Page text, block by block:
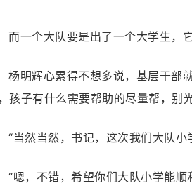
而一个大队要是出了一个大学生，
杨明辉心累得不想多说，基层干部
孩子有什么需要帮助的尽量帮，别
“当然当然，书记，这次我们大队
“嗯，不错，希望你们大队小学能